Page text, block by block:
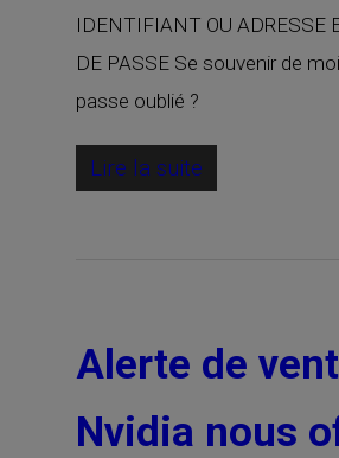
IDENTIFIANT OU ADRESSE
DE PASSE Se souvenir de
passe oublié ?
Lire la suite
Alerte de
Nvidia nous